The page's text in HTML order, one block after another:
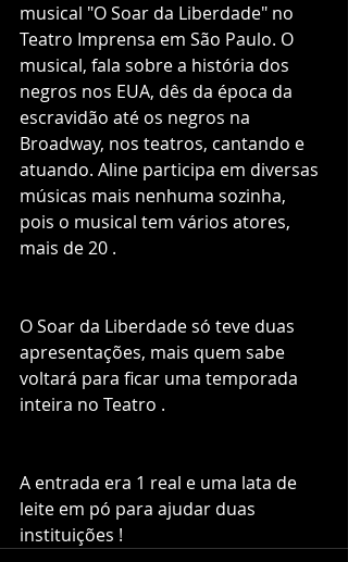
musical "O Soar da Liberdade" no
Teatro Imprensa em São Paulo. O
musical, fala sobre a história dos
negros nos EUA, dês da época da
escravidão até os negros na
Broadway, nos teatros, cantando e
atuando. Aline participa em diversas
músicas mais nenhuma sozinha,
pois o musical tem vários atores,
mais de 20 .
O Soar da Liberdade só teve duas
apresentações, mais quem sabe
voltará para ficar uma temporada
inteira no Teatro .
A entrada era 1 real e uma lata de
leite em pó para ajudar duas
instituições !